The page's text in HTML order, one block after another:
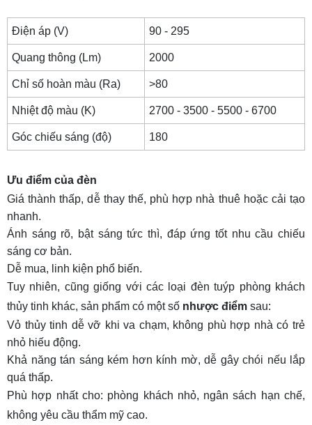
16.6 Chọn sản phẩm từ thương hiệu uy tín
16.7 Kết hợp với các nguồn sáng trang trí khác
17. Hướng dẫn lắp đặt đèn tuýp LED phòng
17.1 Các bước lắp đặt
17.2 Lưu ý khi lắp đặt
giá rẻ tại HALEDCO
Điện áp (V) 90 - 295
Quang thông (Lm) 2000
Chỉ số hoàn màu (Ra) >80
Nhiệt độ màu (K) 2700 - 3500 - 5500 - 6700
Góc chiếu sáng (độ) 180
Ưu điểm của đèn
Giá thành thấp, dễ thay thế, phù hợp nhà thuê hoặc cải tạo
nhanh.
Ánh sáng rõ, bật sáng tức thì, đáp ứng tốt nhu cầu chiếu
sáng cơ bản.
Dễ mua, linh kiện phổ biến.
Tuy nhiên, cũng giống với các loại đèn tuýp phòng khách
thủy tinh khác, sản phẩm có một số nhược điểm sau:
Vỏ thủy tinh dễ vỡ khi va chạm, không phù hợp nhà có trẻ
nhỏ hiếu động.
Khả năng tán sáng kém hơn kính mờ, dễ gây chói nếu lắp
quá thấp.
Phù hợp nhất cho: phòng khách nhỏ, ngân sách hạn chế,
không yêu cầu thẩm mỹ cao.